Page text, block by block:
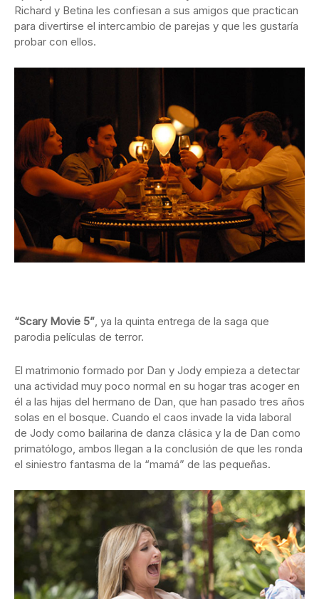
Richard y Betina les confiesan a sus amigos que practican
para divertirse el intercambio de parejas y que les gustaría
probar con ellos.
“Scary Movie 5” , ya la quinta entrega de la saga que
parodia películas de terror.
El matrimonio formado por Dan y Jody empieza a detectar
una actividad muy poco normal en su hogar tras acoger en
él a las hijas del hermano de Dan, que han pasado tres años
solas en el bosque. Cuando el caos invade la vida laboral
de Jody como bailarina de danza clásica y la de Dan como
primatólogo, ambos llegan a la conclusión de que les ronda
el siniestro fantasma de la “mamá” de las pequeñas.